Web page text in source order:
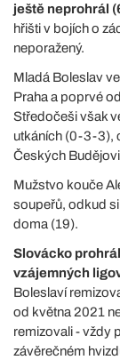
ještě neprohrál
hřišti v bojích o
neporažený.
Mladá Boleslav
Praha a poprvé
Středočeši však
utkáních (0-3-3),
Českých
Mužstvo kouče
soupeřů, odkud
doma (19).
Slovácko
vzájemných
Boleslaví
od května 2021
remizovali - vždy
závěrečném